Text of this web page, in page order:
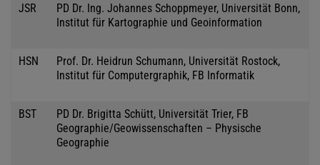
JSR
PD Dr. Ing. Johannes Schoppmeyer, Universität Bonn,
Institut für Kartographie und Geoinformation
HSN
Prof. Dr. Heidrun Schumann, Universität Rostock,
Institut für Computergraphik, FB Informatik
BST
PD Dr. Brigitta Schütt, Universität Trier, FB
Geographie/Geowissenschaften – Physische
Geographie